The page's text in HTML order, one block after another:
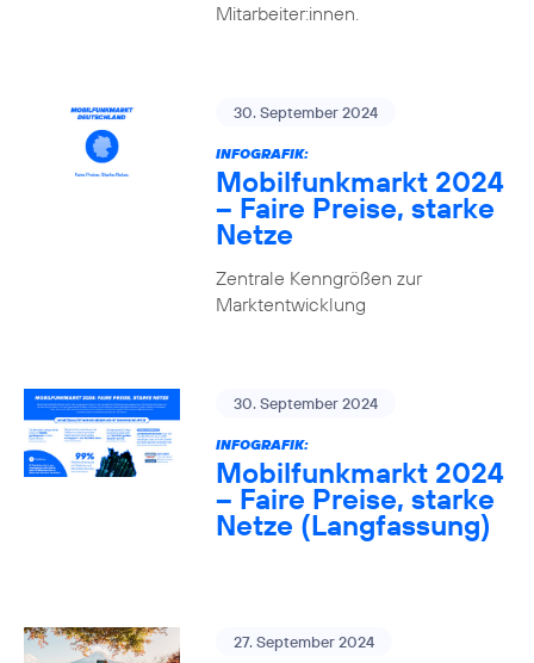
Mitarbeiter:innen.
30. September 2024
INFOGRAFIK:
Mobilfunkmarkt 2024
– Faire Preise, starke
Netze
Zentrale Kenngrößen zur
Marktentwicklung
30. September 2024
INFOGRAFIK:
Mobilfunkmarkt 2024
– Faire Preise, starke
Netze (Langfassung)
27. September 2024